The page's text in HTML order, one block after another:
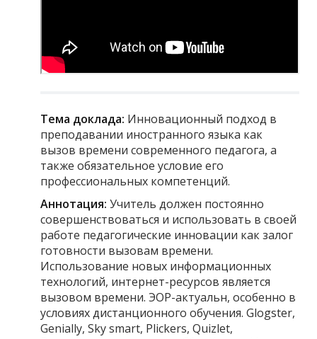
Тема доклада: Инновационный подход в
преподавании иностранного языка как
вызов времени современного педагога, а
также обязательное условие его
профессиональных компетенций.
Аннотация: Учитель должен постоянно
совершенствоваться и использовать в своей
работе педагогические инновации как залог
готовности вызовам времени.
Использование новых информационных
технологий, интернет-ресурсов является
вызовом времени. ЭОР-актуальн, особенно в
условиях дистанционного обучения. Glogster,
Genially, Sky smart, Plickers, Quizlet,